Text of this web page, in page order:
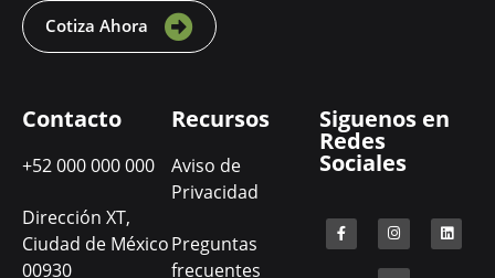
Cotiza Ahora
Contacto
+52 000 000 000
Dirección XT,
Ciudad de México
00930
Recursos
Aviso de
Privacidad
Preguntas
frecuentes
Siguenos en
Redes
Sociales